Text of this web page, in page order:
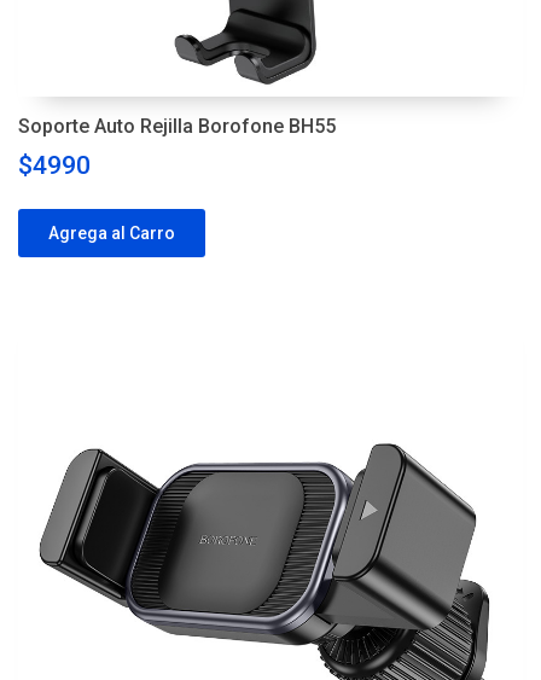
Soporte Auto Rejilla Borofone BH55
$4990
Agrega al Carro